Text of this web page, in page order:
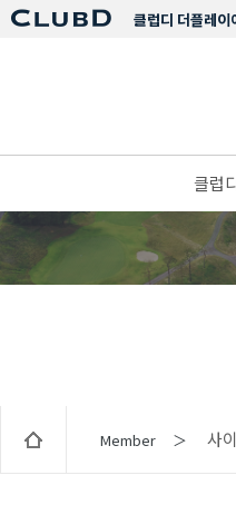
클럽디 더플레이
클럽
Member ＞ 사